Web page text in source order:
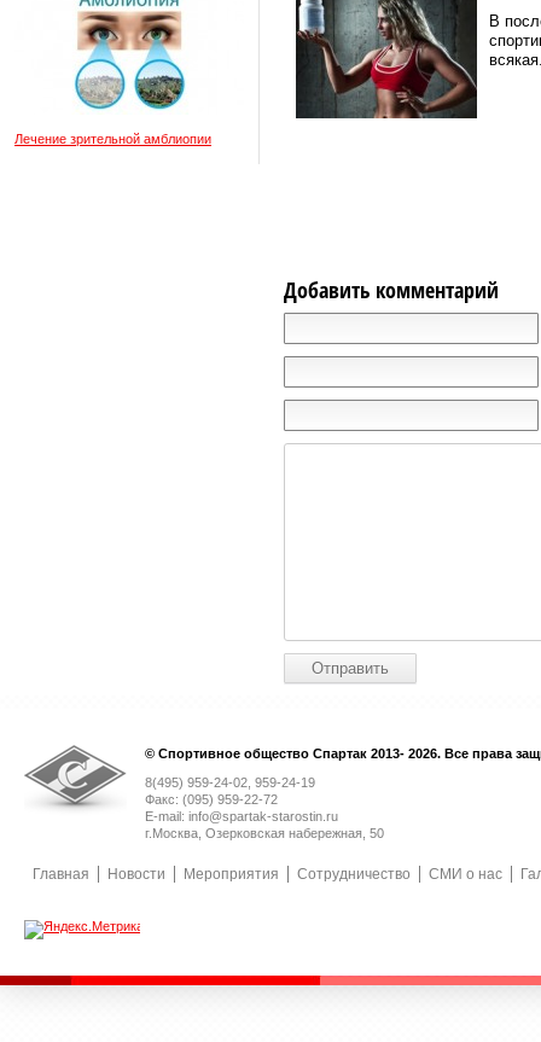
Лечение зрительной амблиопии
В
Добавить комментарий
© Спортивное общество Спартак 2013- 2026. Все права
8(495) 959-24-02, 959-24-19
Факс: (095) 959-22-72
E-mail: info@spartak-starostin.ru
г.Москва, Озерковская набережная, 50
Главная Новости Мероприятия Сотрудничество СМИ о нас